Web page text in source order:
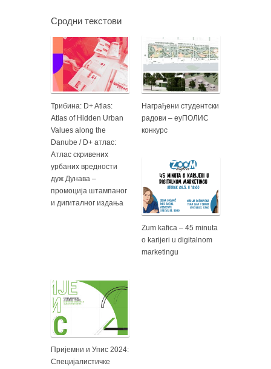
Сродни текстови
Трибина: D+ Atlas:
Atlas of Hidden Urban
Values along the
Danube / D+ атлас:
Атлас скривених
урбаних вредности
дуж Дунава –
промоција штампаног
и дигиталног издања
Награђени студентски
радови – еуПОЛИС
конкурс
Zum kafica – 45 minuta
o karijeri u digitalnom
marketingu
Пријемни и Упис 2024:
Специјалистичке